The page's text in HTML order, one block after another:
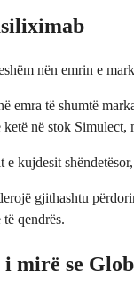
nën emrin e
emra të shumtë
në stok Simulect,
kujdesit
gjithashtu
qendrës.
i mirë se